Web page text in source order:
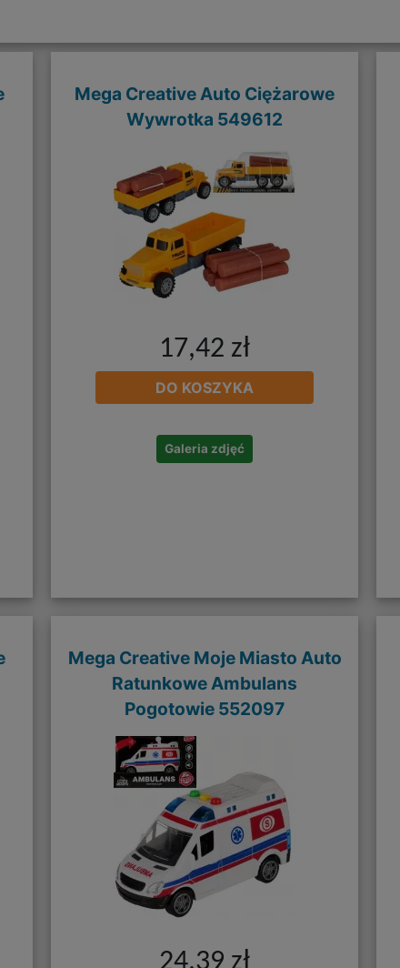
Mega Creative Auto Ciężarowe
Wywrotka 549612
17,42 zł
DO KOSZYKA
Galeria zdjęć
Mega Creative Moje Miasto Auto
Ratunkowe Ambulans
Pogotowie 552097